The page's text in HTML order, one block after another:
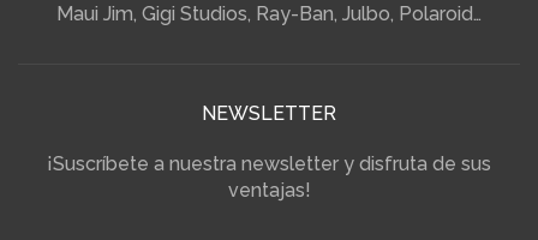
Maui Jim, Gigi Studios, Ray-Ban, Julbo, Polaroid…
NEWSLETTER
¡Suscríbete a nuestra newsletter y disfruta de sus
ventajas!